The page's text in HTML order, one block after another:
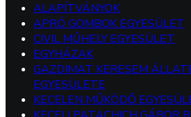
ALAPÍTVÁNYOK
APRÓ GOMBOK EGYESÜLET
CIVIL MŰHELY EGYESÜLET
EGYHÁZAK
GAZDIMAT KERESEM
EGYESÜLETE
KECELEN MŰKÖDŐ